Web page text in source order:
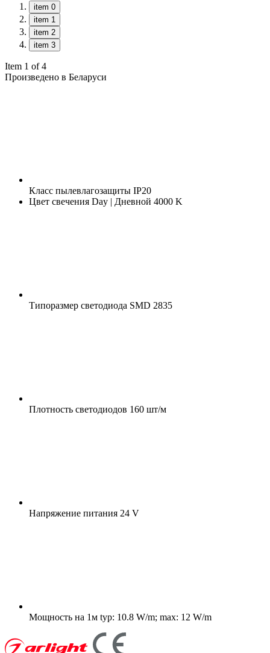
item 0
item 1
item 2
item 3
Item 1 of 4
Произведено в Беларуси
Класс пылевлагозащиты IP20
Цвет свечения Day | Дневной 4000 K
Типоразмер светодиода SMD 2835
Плотность светодиодов 160 шт/м
Напряжение питания 24 V
Мощность на 1м typ: 10.8 W/m; max: 12 W/m